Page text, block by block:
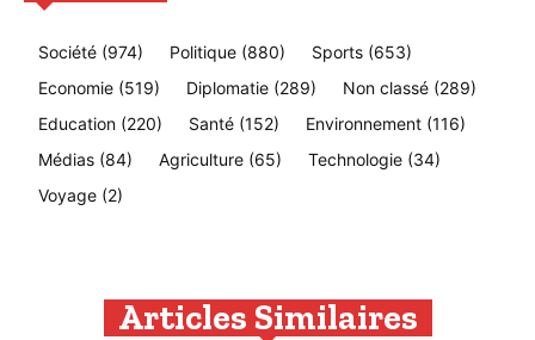
Société (974) Politique (880) Sports (653)
Economie (519) Diplomatie (289) Non classé (289)
Education (220) Santé (152) Environnement (116)
Médias (84) Agriculture (65) Technologie (34)
Voyage (2)
Articles Similaires